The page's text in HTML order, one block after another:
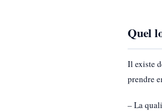
Quel
Il existe
prendre
– La